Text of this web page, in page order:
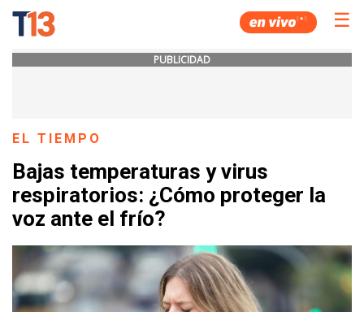
☰
PUBLICIDAD
EL TIEMPO
Bajas temperaturas y virus
respiratorios: ¿Cómo proteger la
voz ante el frío?